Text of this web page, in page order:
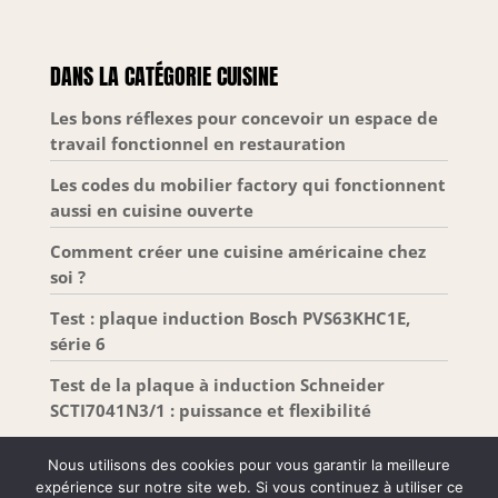
irrégularités du sol
stabilité optimale.
DANS LA CATÉGORIE CUISINE
Les bons réflexes pour concevoir un espace de
travail fonctionnel en restauration
Les codes du mobilier factory qui fonctionnent
aussi en cuisine ouverte
Comment créer une cuisine américaine chez
soi ?
Test : plaque induction Bosch PVS63KHC1E,
série 6
Test de la plaque à induction Schneider
SCTI7041N3/1 : puissance et flexibilité
Nous utilisons des cookies pour vous garantir la meilleure
expérience sur notre site web. Si vous continuez à utiliser ce